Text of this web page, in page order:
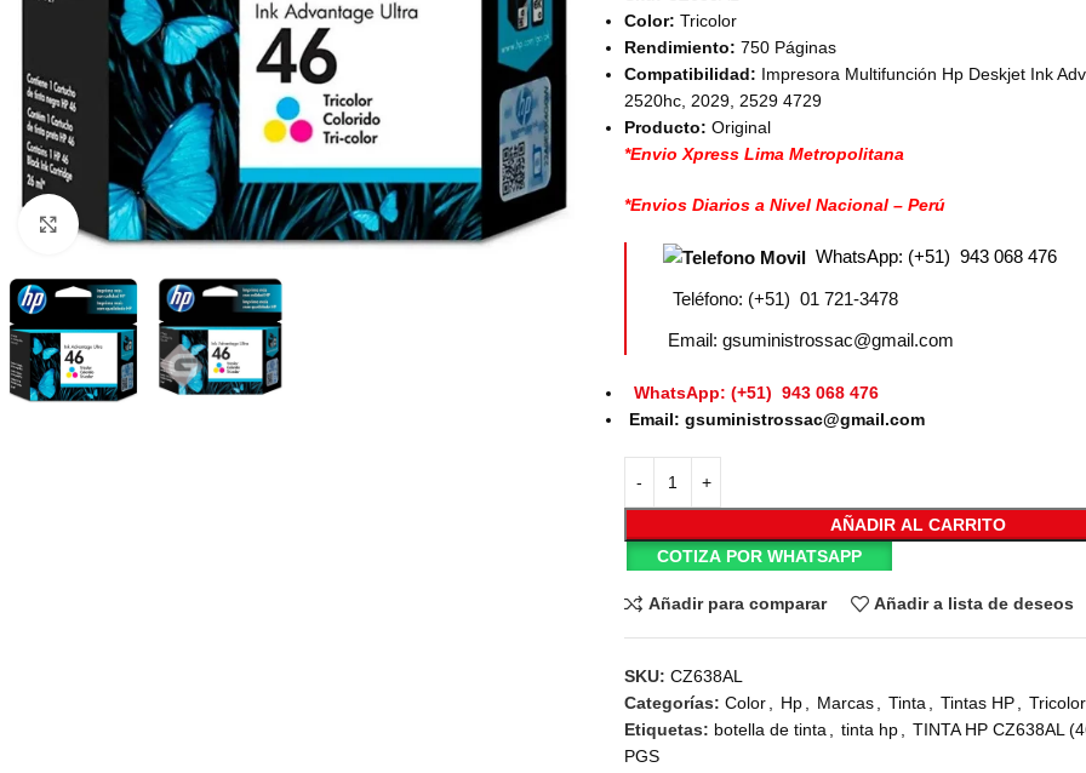
Haga Click para agrandar
Color:Tricolor
Rendimiento: 750 Páginas
Compatibilidad: Impresora Multifunción Hp Deskjet Ink
2520hc, 2029, 2529 4729
Producto: Original
*Envio Xpress Lima Metropolitana
*Envios Diarios a Nivel Nacional – Perú
WhatsApp: (+51) 943 068 476
Teléfono: (+51) 01 721-3478
Email: gsuministrossac@gmail.com
WhatsApp: (+51) 943 068 476
Email: gsuministrossac@gmail.com
AÑADIR AL CARRITO
COTIZA POR WHATSAPP
Añadir para comparar Añadir a lista de deseos
SKU:CZ638AL
Categorías: Color Hp Marcas Tinta Tintas HP
Tricolor
Etiquetas: botella de tinta tinta hp
TINTA HP CZ638AL
PGS